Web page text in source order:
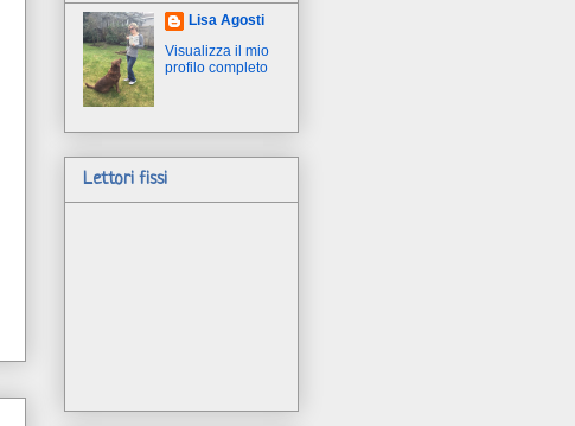
Lisa Agosti
Visualizza il mio
profilo completo
Lettori fissi